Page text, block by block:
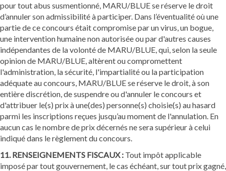
pour tout abus susmentionné, MARU/BLUE se réserve le droit
d’annuler son admissibilité à participer. Dans l’éventualité où une
partie de ce concours était compromise par un virus, un bogue,
une intervention humaine non autorisée ou par d'autres causes
indépendantes de la volonté de MARU/BLUE, qui, selon la seule
opinion de MARU/BLUE, altèrent ou compromettent
l'administration, la sécurité, l'impartialité ou la participation
adéquate au concours, MARU/BLUE se réserve le droit, à son
entière discrétion, de suspendre ou d'annuler le concours et
d'attribuer le(s) prix à une(des) personne(s) choisie(s) au hasard
parmi les inscriptions reçues jusqu’au moment de l'annulation. En
aucun cas le nombre de prix décernés ne sera supérieur à celui
indiqué dans le règlement du concours.
11. RENSEIGNEMENTS FISCAUX : Tout impôt applicable
imposé par tout gouvernement, le cas échéant, sur tout prix gagné,